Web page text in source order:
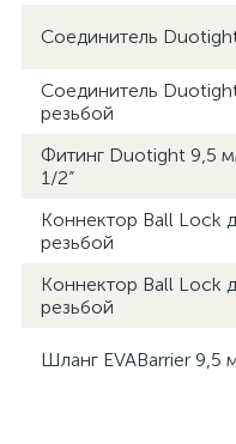
Соединитель
Соединитель
резьбой
Фитинг Duotight 9,5
1/2”
Коннектор Ball Lock
резьбой
Коннектор Ball Lock
резьбой
Шланг EVABarrier 9,5